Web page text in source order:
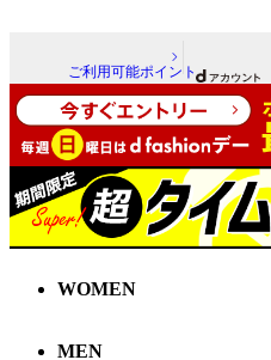
ご利用可能ポイント
WOMEN
MEN